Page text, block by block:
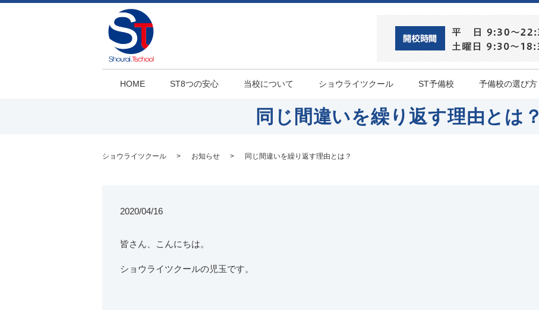
HOME ST8つの安心 当校について ショウライツクール ST予備校 予備校の選び方
同じ間違いを繰り返す理由とは？
ショウライツクール お知らせ 同じ間違いを繰り返す理由とは？
2020/04/16
皆さん、こんにちは。
ショウライツクールの児玉です。